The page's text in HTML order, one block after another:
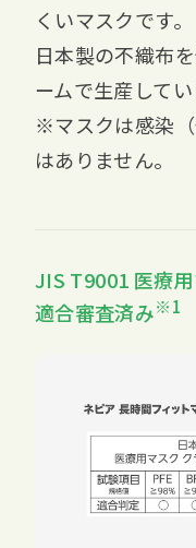
くいマスクです。
日本製の不織布
ームで生産してい
※マスクは感染
はありません。
JIS T9001 医療
適合審査済み※1